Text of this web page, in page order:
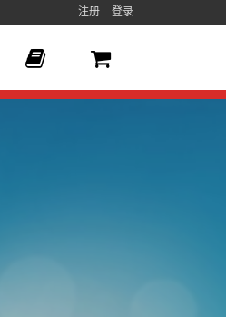
注册 登录